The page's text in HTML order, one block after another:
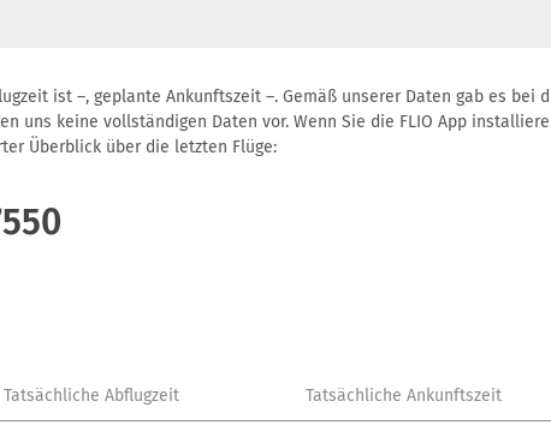
ist –, geplante Ankunftszeit –. Gemäß unserer Daten gab es bei
uns keine vollständigen Daten vor. Wenn Sie die FLIO App
Überblick über die letzten Flüge:
Tatsächliche Abflugzeit Tatsächliche Ankunftszeit